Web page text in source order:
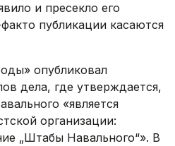
и пресекло его
публикации касаются
опубликовал
дела, где утверждается,
«является
организации:
„Штабы Навального“». В